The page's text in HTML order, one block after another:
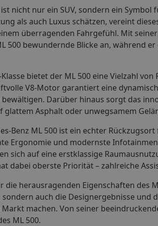
nicht nur ein SUV, sondern ein
als auch Luxus schätzen, vereint
überragenden Fahrgefühl. Mit
500 bewundernde Blicke an, während
bietet der ML 500 eine Vielzahl
V8-Motor garantiert eine
Darüber hinaus sorgt das
glattem Asphalt oder unwegsamem
Benz ML 500 ist ein echter
Ergonomie und modernste
sich auf eine erstklassige
dabei oberste Priorität – zahlreiche
die herausragenden Eigenschaften des
auch die Designergebnisse und
machen. Von seiner
ML 500.